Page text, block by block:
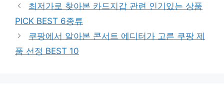
최저가로 찾아본 카드지갑 관련 인기있는 상품
PICK BEST 6종류
쿠팡에서 알아본 콘서트 에디터가 고른 쿠팡 제
품 선정 BEST 10